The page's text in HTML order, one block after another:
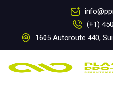
(+1)
1605 Autoroute 440,